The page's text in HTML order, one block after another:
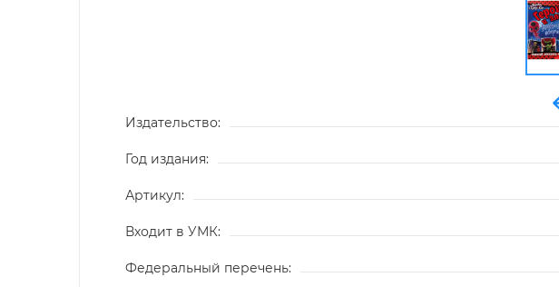
Издательство:
Год издания:
Артикул:
Входит в УМК:
Федеральный перечень: